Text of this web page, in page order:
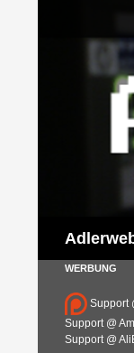
WERBUNG
Support
Support @
Support @